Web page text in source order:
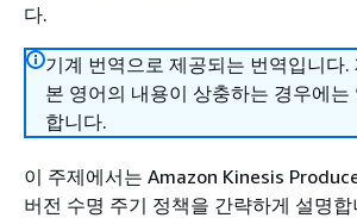
다.
기계 번역으로 제공되는 번역입니다.
본 영어의 내용이 상충하는 경우에는
합니다.
이 주제에서는 Amazon Kinesis
버전 수명 주기 정책을 간략하게 설명